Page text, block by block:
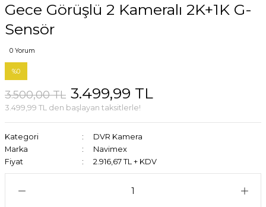
Gece Görüşlü 2 Kameralı 2K+1K G-
Sensör
0 Yorum
%0
3.500,00 TL 3.499,99 TL
3.499,99 TL den başlayan taksitlerle!
Kategori
DVR Kamera
Marka
Navimex
Fiyat
2.916,67 TL + KDV